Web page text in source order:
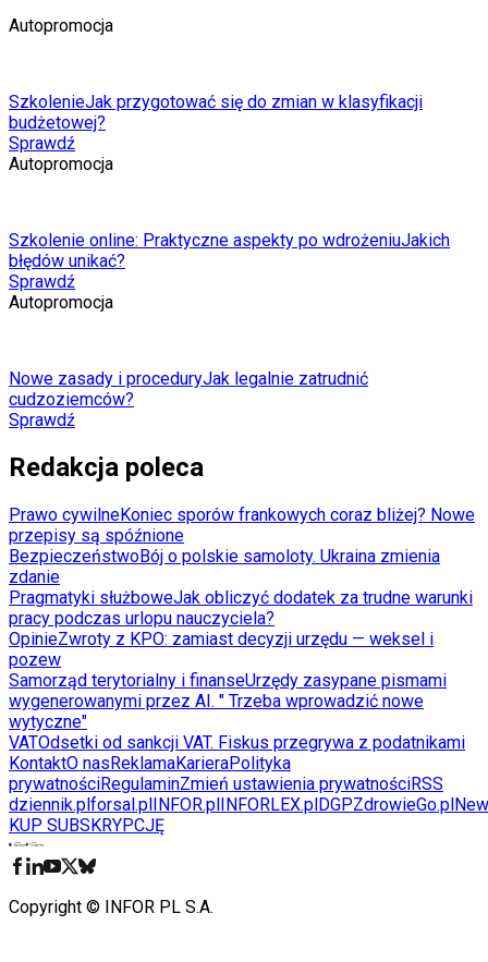
Autopromocja
SzkolenieJak przygotować się do zmian w klasyfikacji
budżetowej?
Sprawdź
Autopromocja
Szkolenie online: Praktyczne aspekty po wdrożeniuJakich
błędów unikać?
Sprawdź
Autopromocja
Nowe zasady i proceduryJak legalnie zatrudnić
cudzoziemców?
Sprawdź
Redakcja poleca
Prawo cywilneKoniec sporów frankowych coraz bliżej? Nowe
przepisy są spóźnione
BezpieczeństwoBój o polskie samoloty. Ukraina zmienia
zdanie
Pragmatyki służboweJak obliczyć dodatek za trudne warunki
pracy podczas urlopu nauczyciela?
OpinieZwroty z KPO: zamiast decyzji urzędu — weksel i
pozew
Samorząd terytorialny i finanseUrzędy zasypane pismami
wygenerowanymi przez AI. " Trzeba wprowadzić nowe
wytyczne"
VATOdsetki od sankcji VAT. Fiskus przegrywa z podatnikami
KontaktO nasReklamaKarieraPolityka
prywatnościRegulaminZmień ustawienia prywatnościRSS
dziennik.plforsal.plINFOR.plINFORLEX.plDGPZdrowieGo.pl
KUP SUBSKRYPCJĘ
Copyright © INFOR PL S.A.